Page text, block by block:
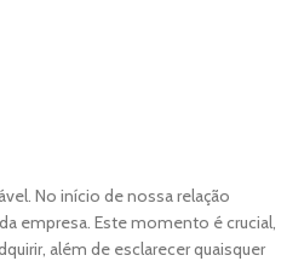
No início de nossa relação
empresa. Este momento é crucial,
além de esclarecer quaisquer